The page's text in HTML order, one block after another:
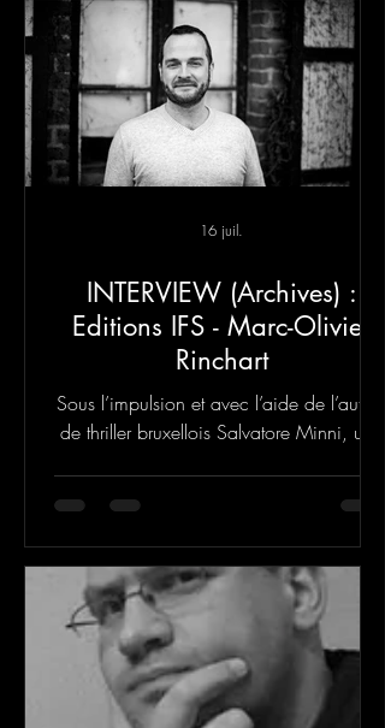
INTERVIEW (Archives) :
Editions IFS - Marc-Olivier
Rinchart
Sous l’impulsion et avec l’aide de l’auteur
de thriller bruxellois Salvatore Minni, une
finalement, comme pour toute chose ici
sur terre, un équilibre parfait des éléments
n’existe que si les deux forces opposées
mais complémentaires se retrouvent.
16 juil.